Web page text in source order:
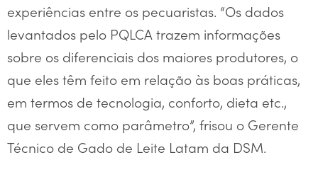
experiências entre os pecuaristas. “Os dados
levantados pelo PQLCA trazem informações
sobre os diferenciais dos maiores produtores, o
que eles têm feito em relação às boas práticas,
em termos de tecnologia, conforto, dieta etc.,
que servem como parâmetro”, frisou o Gerente
Técnico de Gado de Leite Latam da DSM.